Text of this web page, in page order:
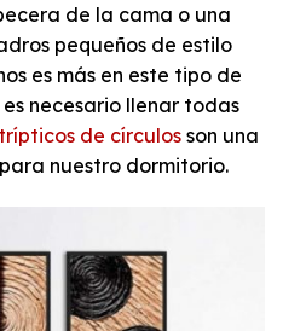
de la cama o una
pequeños de estilo
es más en este tipo de
necesario llenar todas
de círculos son una
nuestro dormitorio.